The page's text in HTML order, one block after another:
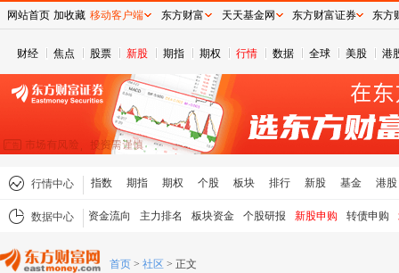
财经 焦点 股票 新股 期指 期权 行情 数据 全球 美股 港
行情中心 指数 期指 期权 个股 板块 排行 新股 基金 港股
数据中心 资金流向 主力排名 板块资金 个股研报 新股申购 转债申购
首页 > 社区 > 正文
网站首页 加收藏 移动客户端 东方财富 天天基金网 东方财富证券 东方